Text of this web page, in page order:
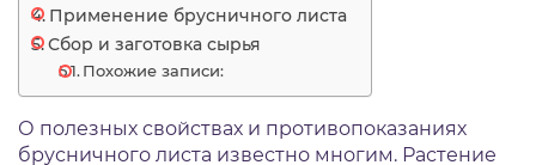
Применение брусничного листа
Сбор и заготовка сырья
Похожие записи:
О полезных свойствах и противопоказаниях
брусничного листа известно многим. Растение